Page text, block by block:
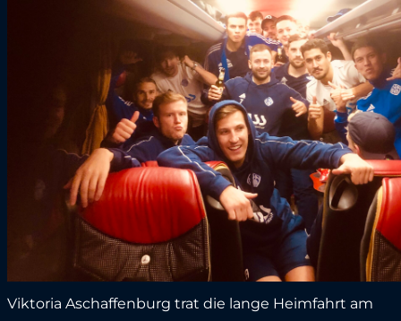
Viktoria Aschaffenburg trat die lange Heimfahrt am